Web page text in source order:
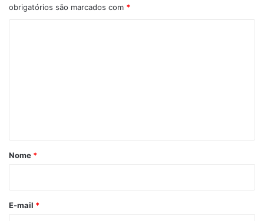
obrigatórios são marcados com *
r
*
Nome *
E-mail *